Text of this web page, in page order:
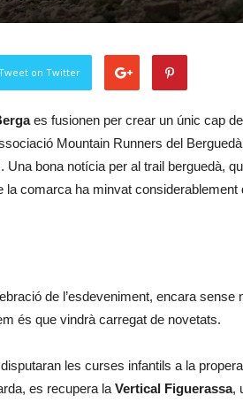
on Twitter
es fusionen per crear un únic cap
Mountain Runners del
bona notícia per al trail berguedà,
comarca ha minvat considerablement
de l’esdeveniment, encara sense
és que vindrà carregat de novetats.
les curses infantils a la
es recupera la Vertical Figuerassa,